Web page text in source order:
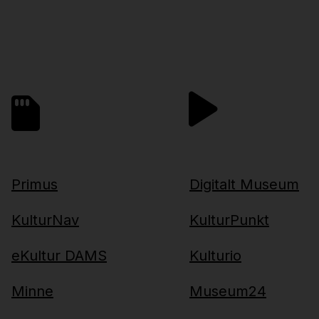
Primus
KulturNav
eKultur DAMS
Minne
Digitalt Museum
KulturPunkt
Kulturio
Museum24